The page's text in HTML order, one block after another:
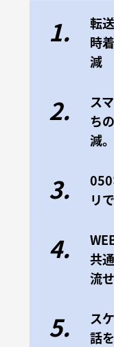
1.
転
時
減
2.
ス
ち
減
3.
リ
4.
共
流
5.
ス
話